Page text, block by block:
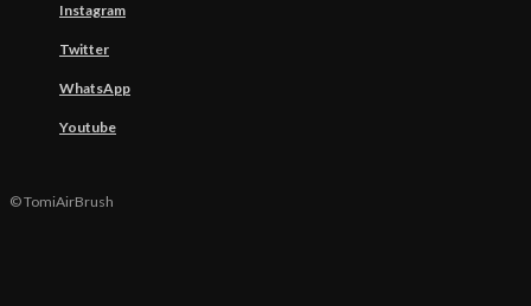
Instagram
Twitter
WhatsApp
Youtube
© TomiAirBrush